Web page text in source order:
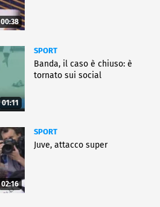
00:38
01:11
SPORT
Banda, il caso è chiuso: è
tornato sui social
02:16
SPORT
Juve, attacco super